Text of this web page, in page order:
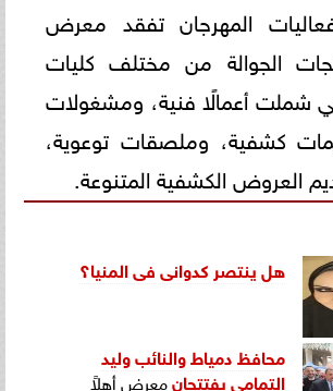
المهرجان تفقد معرض
الجوالة من مختلف كليات
شملت أعمالًا فنية، ومشغولات
كشفية، وملصقات توعوية،
العروض الكشفية المتنوعة.
هل ينتصر كدوانى فى المنيا؟
محافظ دمياط والنائب وليد
التمامييفتتحانمعرض أهلاً